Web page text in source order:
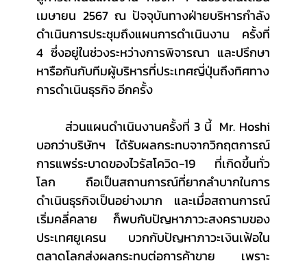
เมษายน 2567 ณ ปัจจุบันทางฝ่ายบริหารกำลัง
ดำเนินการประชุมถึงแผนการดำเนินงาน ครั้งที่
4 ซึ่งอยู่ในช่วงระหว่างการพิจารณา และปรึกษา
หารือกันกับทีมผู้บริหารที่ประเทศญี่ปุ่นถึงทิศทาง
การดำเนินธุรกิจ อีกครั้ง
	ส่วนแผนดำเนินงานครั้งที่ 3 นี้  Mr. Hoshi
บอกว่าบริษัทฯ ได้รับผลกระทบจากวิกฤตการณ์
การแพร่ระบาดของไวรัสโควิด-19 ที่เกิดขึ้นทั่ว
โลก ถือเป็นสถานการณ์ที่ยากลำบากในการ
ดำเนินธุรกิจเป็นอย่างมาก และเมื่อสถานการณ์
เริ่มคลี่คลาย ก็พบกับปัญหาภาวะสงครามของ
ประเทศยูเครน บวกกับปัญหาภาวะเงินเฟ้อใน
ตลาดโลกส่งผลกระทบต่อการค้าขาย เพราะ